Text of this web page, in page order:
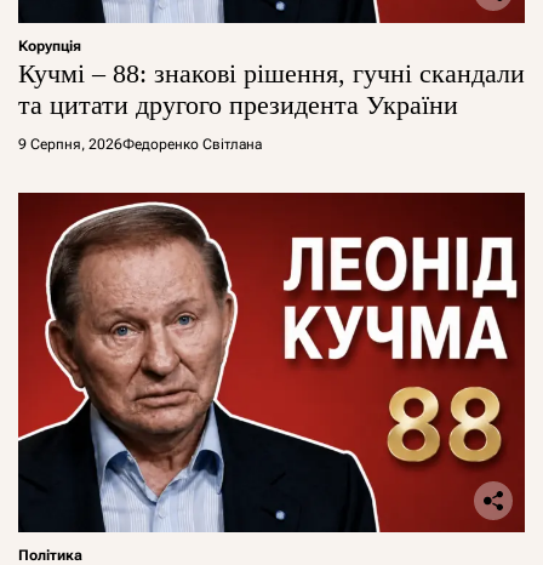
Корупція
Кучмі – 88: знакові рішення, гучні скандали
та цитати другого президента України
9 Серпня, 2026Федоренко Світлана
Політика